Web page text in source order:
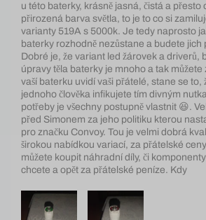
u této baterky, krásně jasná, čistá a přesto
přirozená barva světla, to je to co si
varianty 519A s 5000k. Je tedy naprosto
baterky rozhodně nezůstane a budete jich
Dobré je, že variant led žárovek a driverů,
úpravy těla baterky je mnoho a tak
vaší baterku uvidí vaši přátelé, stane se to,
jednoho člověka infikujete tím divným
potřeby je všechny postupně vlastnit 😆.
před Simonem za jeho politiku kterou
pro značku Convoy. Tou je velmi dobrá
širokou nabídkou variací, za přátelské
můžete koupit náhradní díly, či
chcete a opět za přátelské peníze. Kdy